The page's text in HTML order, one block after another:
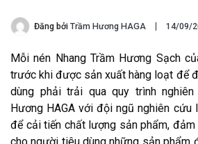
Đăng bởi Trầm Hương HAGA 14/09/
Mỗi nén Nhang Trầm Hương Sạch
trước khi được sản xuất hàng loạt để
dùng phải trải qua quy trình
Hương HAGA với đội ngũ nghiên cứu
để cải tiến chất lượng sản phẩm,
cho người tiêu dùng những sản phẩm